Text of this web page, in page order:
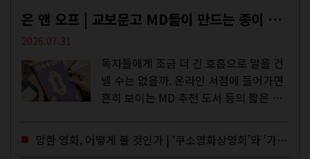
온 앤 오프 | 교보문고 MD들이 만드는 종이 잡지 <어떤>
2026.07.31
독자들에게 조금 더 긴 호흡으로 말을 건
넬 수는 없을까. 온라인 서점에 들어가면
흔히 보이는 MD 추천 도서 등의 짧은 문
MD들의 고민 끝에 세상 밖으로 나온 종
이 잡지 어떤(otton). 지난해 12월...
망한 영화, 어떻게 볼 것인가 | ‘쿠소영화상영회’와 ‘가자미’의 이야기